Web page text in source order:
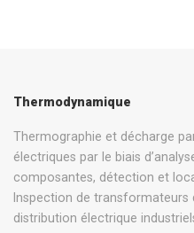
Thermodynamique
Thermographie et décharge
électriques par le biais
composantes, détection et
Inspection de transformateurs
distribution électrique